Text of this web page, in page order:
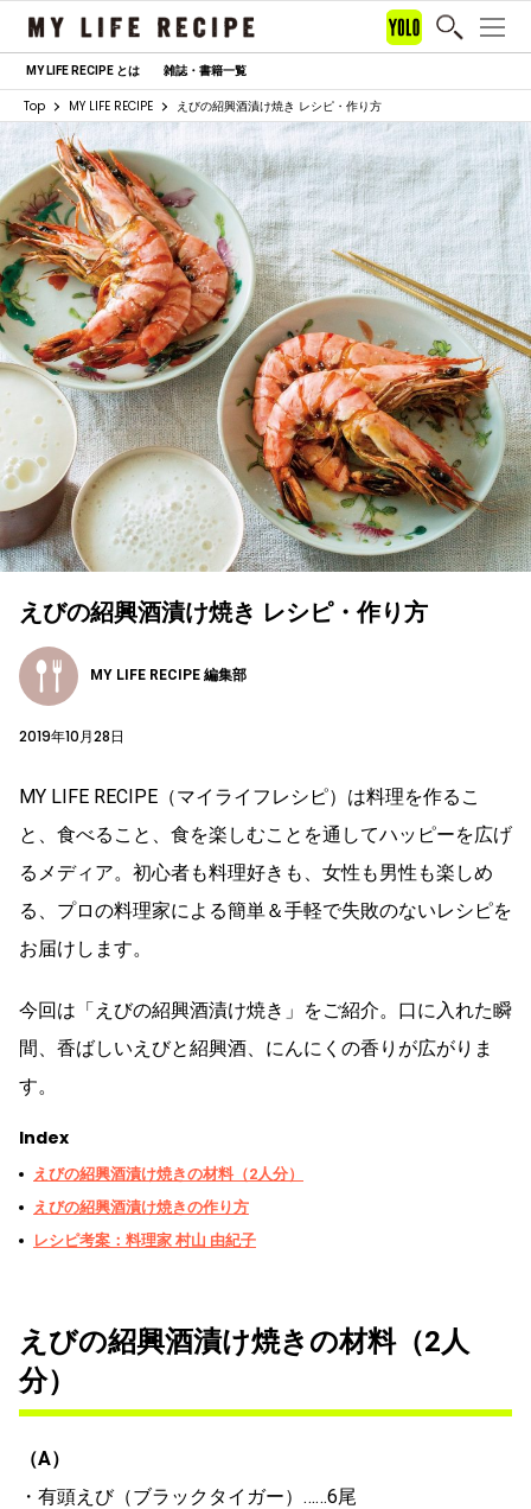
MY LIFE RECIPE とは 雑誌・書籍一覧
Top MY LIFE RECIPE えびの紹興酒漬け焼き レシピ・作り方
えびの紹興酒漬け焼き レシピ・作り方
MY LIFE RECIPE 編集部
2019年10月28日
MY LIFE RECIPE（マイライフレシピ）は料理を作るこ
と、食べること、食を楽しむことを通してハッピーを広げ
るメディア。初心者も料理好きも、女性も男性も楽しめ
る、プロの料理家による簡単＆手軽で失敗のないレシピを
お届けします。
今回は「えびの紹興酒漬け焼き」をご紹介。口に入れた瞬
間、香ばしいえびと紹興酒、にんにくの香りが広がりま
す。
Index
えびの紹興酒漬け焼きの材料（2人分）
えびの紹興酒漬け焼きの作り方
レシピ考案：料理家 村山 由紀子
えびの紹興酒漬け焼きの材料（2人
分）
（A）
・有頭えび（ブラックタイガー）……6尾